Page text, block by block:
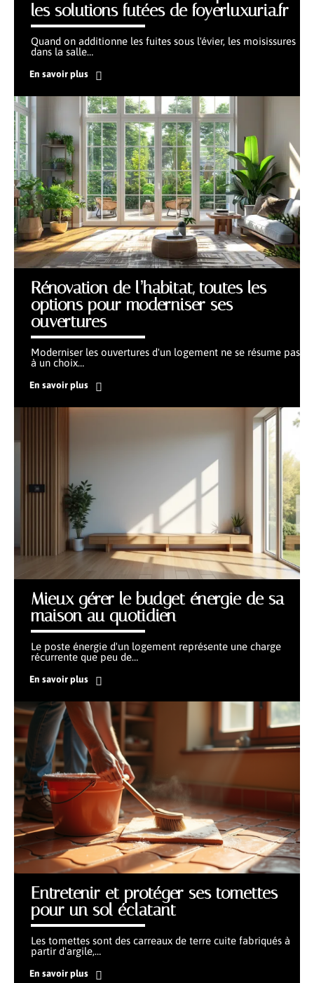
les solutions futées de foyerluxuria.fr
Quand on additionne les fuites sous l'évier, les moisissures
dans la salle…
En savoir plus
Rénovation de l’habitat, toutes les
options pour moderniser ses
ouvertures
Moderniser les ouvertures d'un logement ne se résume pas
à un choix…
En savoir plus
Mieux gérer le budget énergie de sa
maison au quotidien
Le poste énergie d'un logement représente une charge
récurrente que peu de…
En savoir plus
Entretenir et protéger ses tomettes
pour un sol éclatant
Les tomettes sont des carreaux de terre cuite fabriqués à
partir d'argile,…
En savoir plus